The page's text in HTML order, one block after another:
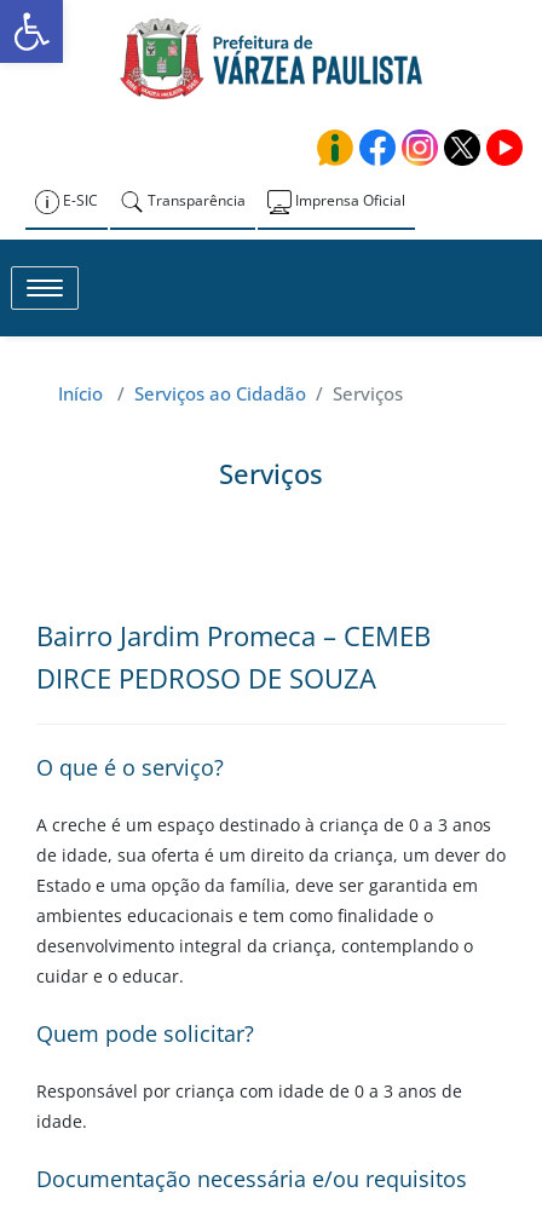
Skip
to
Prefeitura de
E-SIC Transparência Imprensa Oficial
Toggle navigation
Início / Serviços ao Cidadão / Serviços
Serviços
Bairro Jardim Promeca – CEMEB
DIRCE PEDROSO DE SOUZA
O que é o serviço?
A creche é um espaço destinado à criança de 0 a 3 anos
de idade, sua oferta é um direito da criança, um dever do
Estado e uma opção da família, deve ser garantida em
ambientes educacionais e tem como finalidade o
desenvolvimento integral da criança, contemplando o
cuidar e o educar.
Quem pode solicitar?
Responsável por criança com idade de 0 a 3 anos de
idade.
Documentação necessária e/ou requisitos